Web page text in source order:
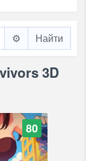
⚙️
3D
80